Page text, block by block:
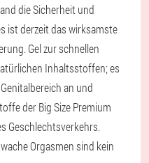
die Sicherheit und
ist derzeit das wirksamste
Gel zur schnellen
Inhaltsstoffen; es
an und
der Big Size Premium
Geschlechtsverkehrs.
Orgasmen sind kein